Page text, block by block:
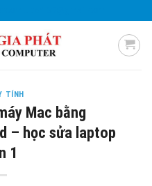
TÍNH
Mac bằng
– học sửa laptop
1